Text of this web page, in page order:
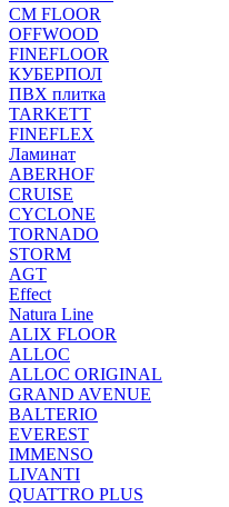
CM FLOOR
OFFWOOD
FINEFLOOR
КУБЕРПОЛ
ПВХ плитка
TARKETT
FINEFLEX
Ламинат
ABERHOF
CRUISE
CYCLONE
TORNADO
STORM
AGT
Effect
Natura Line
ALIX FLOOR
ALLOC
ALLOC ORIGINAL
GRAND AVENUE
BALTERIO
EVEREST
IMMENSO
LIVANTI
QUATTRO PLUS